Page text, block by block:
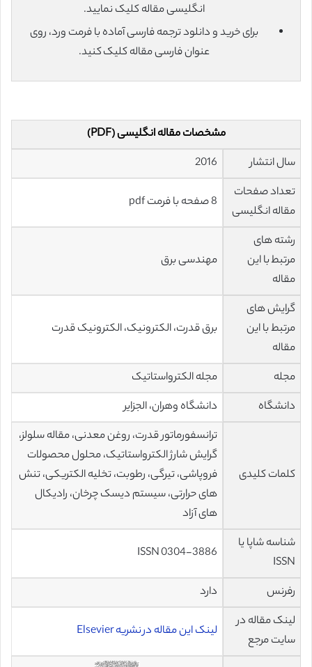
انگلیسی مقاله کلیک نمایید.
برای خرید و دانلود ترجمه فارسی آماده با فرمت ورد، روی
عنوان فارسی مقاله کلیک کنید.
مشخصات مقاله انگلیسی (PDF)
سال انتشار
2016
تعداد صفحات
مقاله انگلیسی
8 صفحه با فرمت pdf
رشته های
مرتبط با این
مقاله
مهندسی برق
گرایش های
مرتبط با این
مقاله
برق قدرت، الکترونیک، الکترونیک قدرت
مجله
مجله الکترواستاتیک
دانشگاه
دانشگاه وهران، الجزایر
کلمات کلیدی
ترانسفورماتور قدرت، روغن معدنی، مقاله سلولز،
گرایش شارژ الکترواستاتیک، محلول محصولات
فروپاشی، تیرگی، رطوبت، تخلیه الکتریکی، تنش
های حرارتی، سیستم دیسک چرخان، رادیکال
های آزاد
شناسه شاپا یا
ISSN
ISSN 0304-3886
رفرنس
دارد
لینک مقاله در
سایت مرجع
لینک این مقاله در نشریه Elsevier